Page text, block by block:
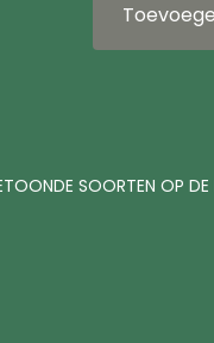
SOORTEN OP